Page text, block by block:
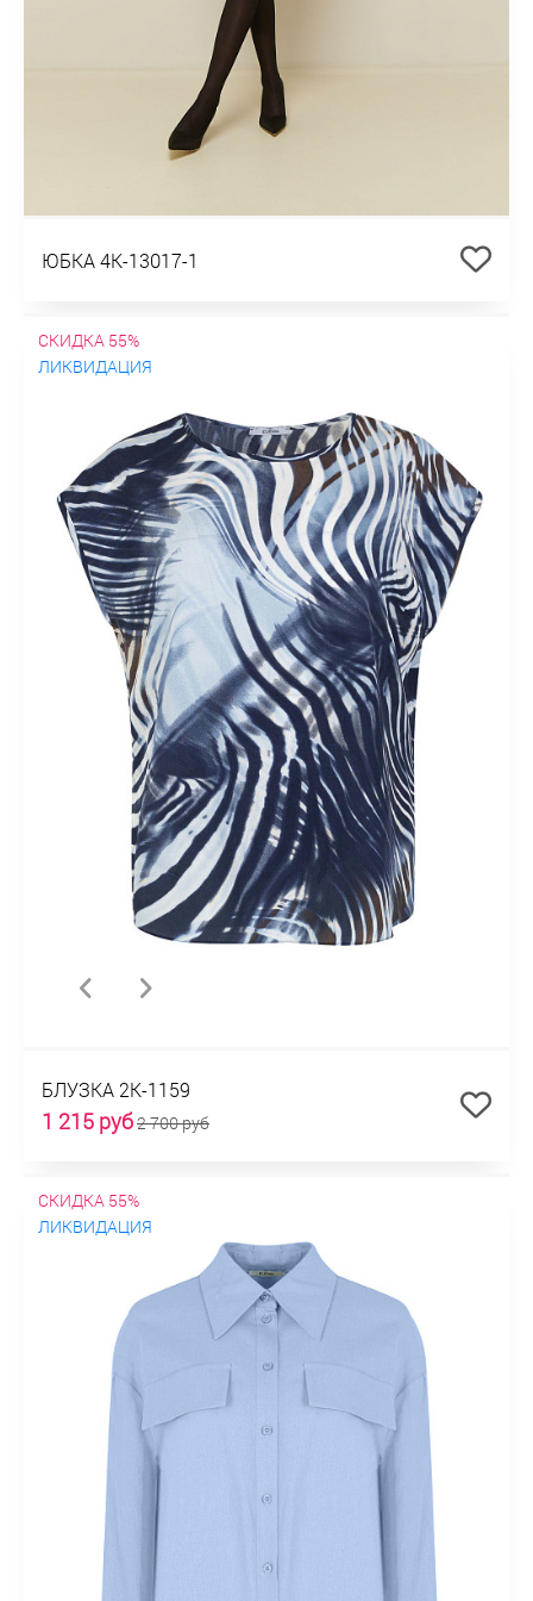
ЮБКА 4К-13017-1
СКИДКА 55%
ЛИКВИДАЦИЯ
БЛУЗКА 2К-1159
1 215 руб2 700 руб
СКИДКА 55%
ЛИКВИДАЦИЯ